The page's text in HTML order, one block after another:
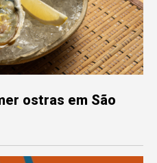
ostras em São